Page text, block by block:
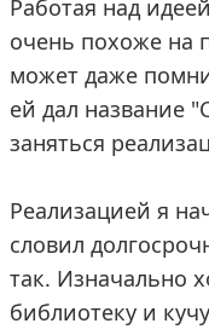
Работая над
очень похоже на
может даже
ей дал название
заняться
Реализацией я
словил
так. Изначально
библиотеку и